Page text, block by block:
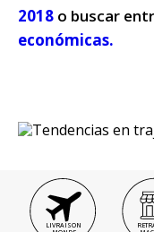
2018 o buscar
económicas.
LIVRAISON